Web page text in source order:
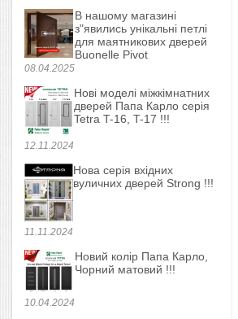
08.04.2025
В нашому магазині
з"явились унікальні петлі
для маятникових дверей
Buonelle Pivot
12.11.2024
Нові моделі міжкімнатних
дверей Папа Карло серія
Tetra T-16, T-17 !!!
11.11.2024
Нова серія вхідних
вуличних дверей Strong !!!
10.04.2024
Новий колір Папа Карло,
Чорний матовий !!!